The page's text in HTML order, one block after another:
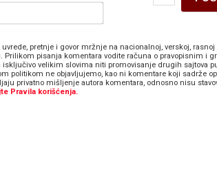
E-
pretnje i govor mržnje na nacionalnoj, verskoj,
Prilikom pisanja komentara vodite računa o pravopisnim i
isključivo velikim slovima niti promovisanje drugih sajtova
politikom ne objavljujemo, kao ni komentare koji sadrže
privatno mišljenje autora komentara, odnosno nisu
Pravila korišćenja.